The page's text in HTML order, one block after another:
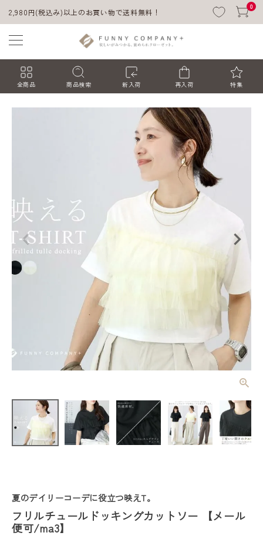
2,980円(税込み)以上のお買い物で送料無料！
0
全商品 商品検索 新入荷 再入荷 特集
ACCOUNT MENU
ようこそ ゲスト 様
ログイン
フリルチュー
ルドッキング
可/ma3】
ファッション雑貨
夏のデイリーコーデに役立つ映えT。
フリルチュールドッキングカットソー 【メール
便可/ma3】